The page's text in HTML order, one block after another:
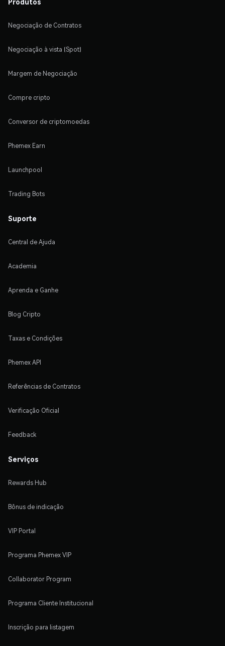
Negociação de Contratos
Negociação à vista (Spot)
Margem de Negociação
Compre cripto
Conversor de criptomoedas
Phemex Earn
Launchpool
Trading Bots
Suporte
Central de Ajuda
Academia
Aprenda e Ganhe
Blog Cripto
Taxas e Condições
Phemex API
Referências de Contratos
Verificação Oficial
Feedback
Serviços
Rewards Hub
Bônus de indicação
VIP Portal
Programa Phemex VIP
Collaborator Program
Programa Cliente Institucional
Inscrição para listagem